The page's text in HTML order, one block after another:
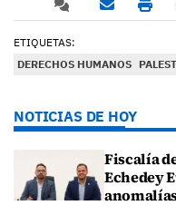
ETIQUETAS:
DERECHOS HUMANOS
NOTICIAS DE HOY
Fiscalía
Echedey